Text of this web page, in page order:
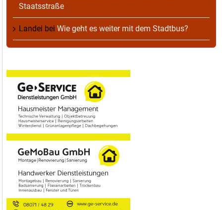
Staatsstraße
Landei bei Wie geht es weiter mit dem Stadtbus?